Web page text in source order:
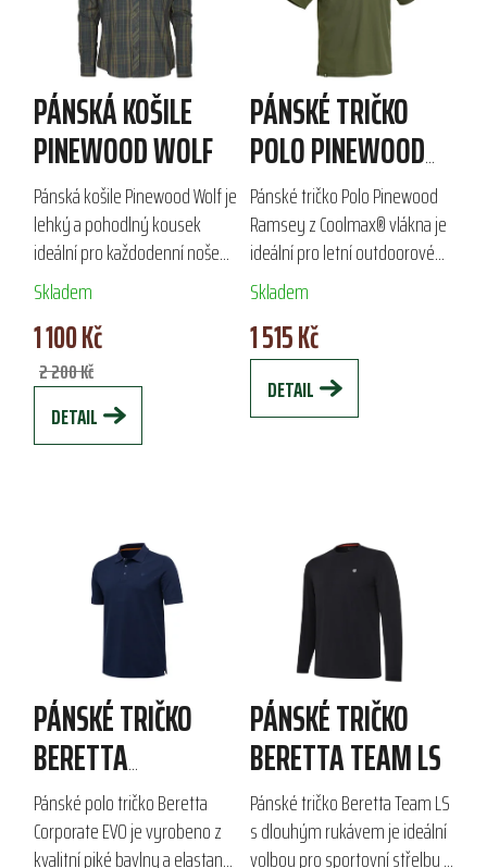
PÁNSKÁ KOŠILE
PINEWOOD WOLF
Pánská košile Pinewood Wolf je
lehký a pohodlný kousek
ideální pro každodenní nošení
i pracovní aktivity. Vyrobena z
kombinace 65 % polyesteru a
35 % bavlny, nabízí skvělou...
Skladem
1 100 Kč
2 200 Kč
DETAIL
PÁNSKÉ TRIČKO
POLO PINEWOOD
RAMSEY COOLMAX
Pánské tričko Polo Pinewood
Ramsey z Coolmax® vlákna je
ideální pro letní outdoorové
aktivity. Jeho rychleschnoucí a
vlhkost odvádějící vlastnosti
zajišťují komfort při lovu,...
Skladem
1 515 Kč
DETAIL
PÁNSKÉ TRIČKO
BERETTA
CORPORATE EVO
POLO
Pánské polo tričko Beretta
Corporate EVO je vyrobeno z
kvalitní piké bavlny a elastanu
PÁNSKÉ TRIČKO
BERETTA TEAM LS
Pánské tričko Beretta Team LS
s dlouhým rukávem je ideální
volbou pro sportovní střelbu a